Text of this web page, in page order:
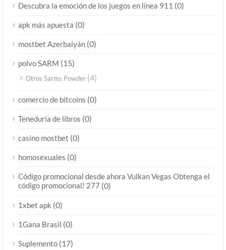
Descubra la emoción de los juegos en línea 911 (0)
apk más apuesta (0)
mostbet Azerbaiyán (0)
polvo SARM (15)
Otros Sarms Powder (4)
comercio de bitcoins (0)
Teneduría de libros (0)
casino mostbet (0)
homosexuales (0)
Código promocional desde ahora Vulkan Vegas Obtenga el
código promocional! 277 (0)
1xbet apk (0)
1Gana Brasil (0)
Suplemento (17)